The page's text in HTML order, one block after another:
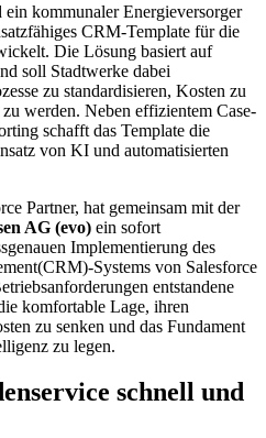
kommunaler Energieversorger
CRM-Template für die
Die Lösung basiert auf
soll Stadtwerke dabei
zu standardisieren, Kosten zu
werden. Neben effizientem Case-
schafft das Template die
von KI und automatisierten
Partner, hat gemeinsam mit der
AG (evo) ein sofort
Implementierung des
Systems von Salesforce
entstandene
komfortable Lage, ihren
zu senken und das Fundament
zu legen.
schnell und